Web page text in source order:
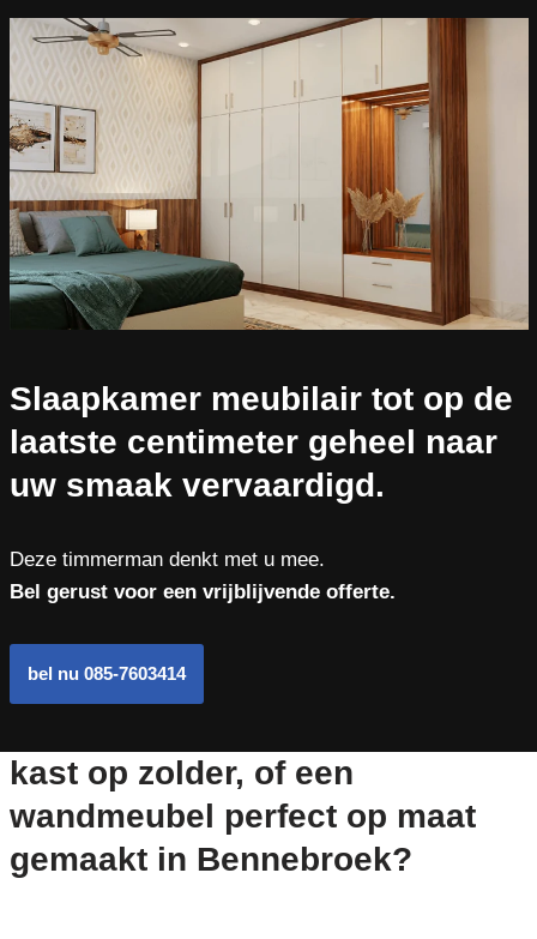
Slaapkamer meubilair tot op de
laatste centimeter geheel naar
uw smaak vervaardigd.
Deze timmerman denkt met u mee.
Bel gerust voor een vrijblijvende offerte.
bel nu 085-7603414
kast op zolder, of een
wandmeubel perfect op maat
gemaakt in Bennebroek?